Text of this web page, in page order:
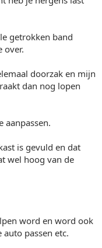
getrokken band
over.
doorzak en mijn
dan nog lopen
aanpassen.
is gevuld en dat
wel hoog van de
word en word ook
passen etc.